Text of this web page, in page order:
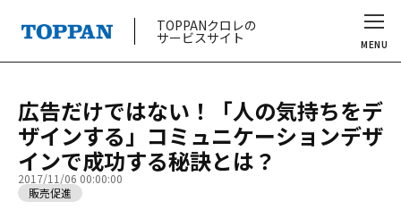
TOPPANクロレの
サービスサイト MENU
広告だけではない！「人の気持ちをデ
ザインする」コミュニケーションデザ
インで成功する秘訣とは？
2017/11/06 00:00:00
販売促進